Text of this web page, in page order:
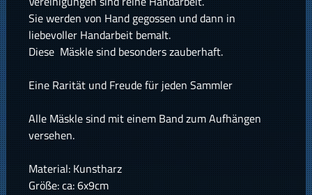
Sie werden von Hand gegossen und dann in
liebevoller Handarbeit bemalt.
Diese Mäskle sind besonders zauberhaft.
Eine Rarität und Freude für jeden Sammler
Alle Mäskle sind mit einem Band zum Aufhängen
versehen.
Material: Kunstharz
Größe: ca: 6x9cm